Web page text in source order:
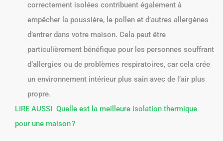
correctement isolées contribuent également à
empêcher la poussière, le pollen et d’autres allergènes
d’entrer dans votre maison. Cela peut être
particulièrement bénéfique pour les personnes souffrant
d’allergies ou de problèmes respiratoires, car cela crée
un environnement intérieur plus sain avec de l’air plus
propre.
LIRE AUSSI
Quelle est la meilleure isolation thermique
pour une maison ?